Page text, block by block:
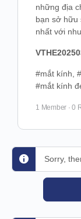
những địa
bạn sở hữu
nhất với
#mắt kính,
#mắt kính
1 Member · 0
Sorry,